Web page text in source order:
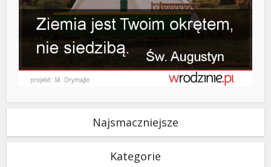
Najsmaczniejsze
Kategorie